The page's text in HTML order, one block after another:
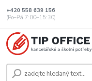
+420 558 639 156
(Po–Pá 7:00–15:30)